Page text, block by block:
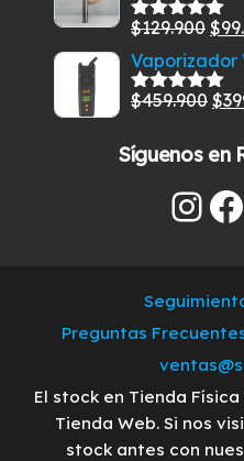
era:
Valorado
5.00
5
$129.900 El
era:
$
Vaporizador
Valorado
$459.900 El
$
Síguenos en
Preguntas
El stock en Tienda
Tienda Web. Si nos
stock antes con